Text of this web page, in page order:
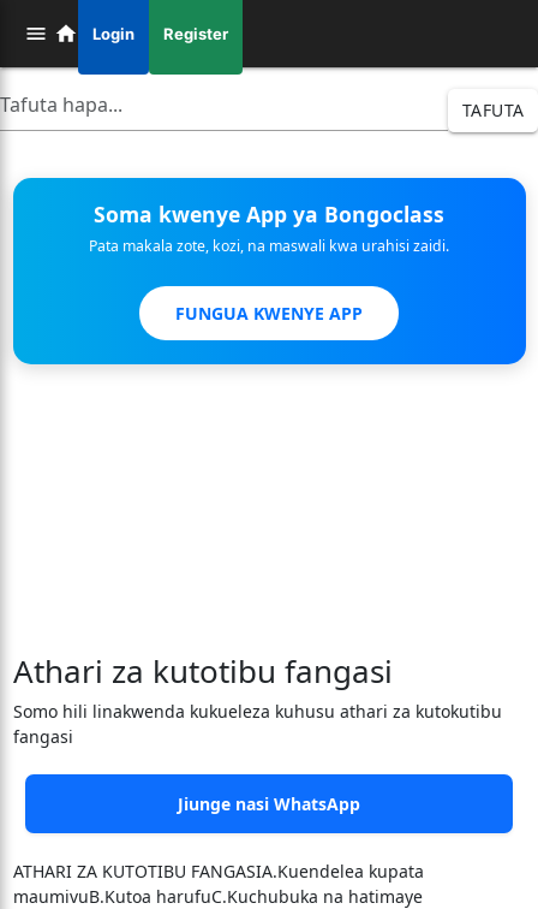
Login Register
TAFUTA
Soma kwenye App ya Bongoclass
Pata makala zote, kozi, na maswali kwa urahisi zaidi.
FUNGUA KWENYE APP
Athari za kutotibu fangasi
Somo hili linakwenda kukueleza kuhusu athari za kutokutibu
fangasi
Jiunge nasi WhatsApp
ATHARI ZA KUTOTIBU FANGASIA.Kuendelea kupata
maumivuB.Kutoa harufuC.Kuchubuka na hatimaye